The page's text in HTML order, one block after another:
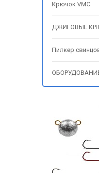
Крючок VMC
ДЖИГОВЫЕ
Пилкер